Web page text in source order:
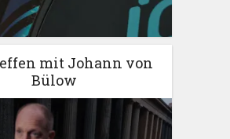
mit Johann von
Bülow